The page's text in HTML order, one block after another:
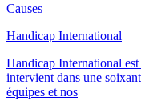
Causes
Handicap International
Handicap International
intervient dans une
équipes et nos